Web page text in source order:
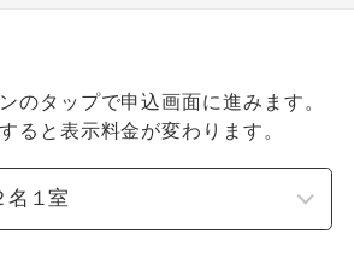
のタップで申込画面に進みます。
ると表示料金が変わります。